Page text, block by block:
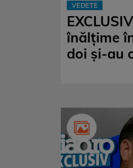
VEDETE
înălțime
doi și-au